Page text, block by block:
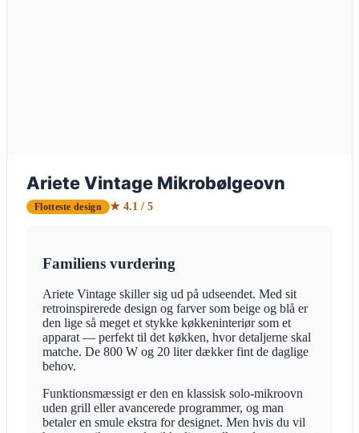
Ariete Vintage Mikrobølgeovn
Flotteste design ★ 4.1 / 5
Familiens vurdering
Ariete Vintage skiller sig ud på udseendet. Med sit
retroinspirerede design og farver som beige og blå er
den lige så meget et stykke køkkeninteriør som et
apparat — perfekt til det køkken, hvor detaljerne skal
matche. De 800 W og 20 liter dækker fint de daglige
behov.
Funktionsmæssigt er den en klassisk solo-mikroovn
uden grill eller avancerede programmer, og man
betaler en smule ekstra for designet. Men hvis du vil